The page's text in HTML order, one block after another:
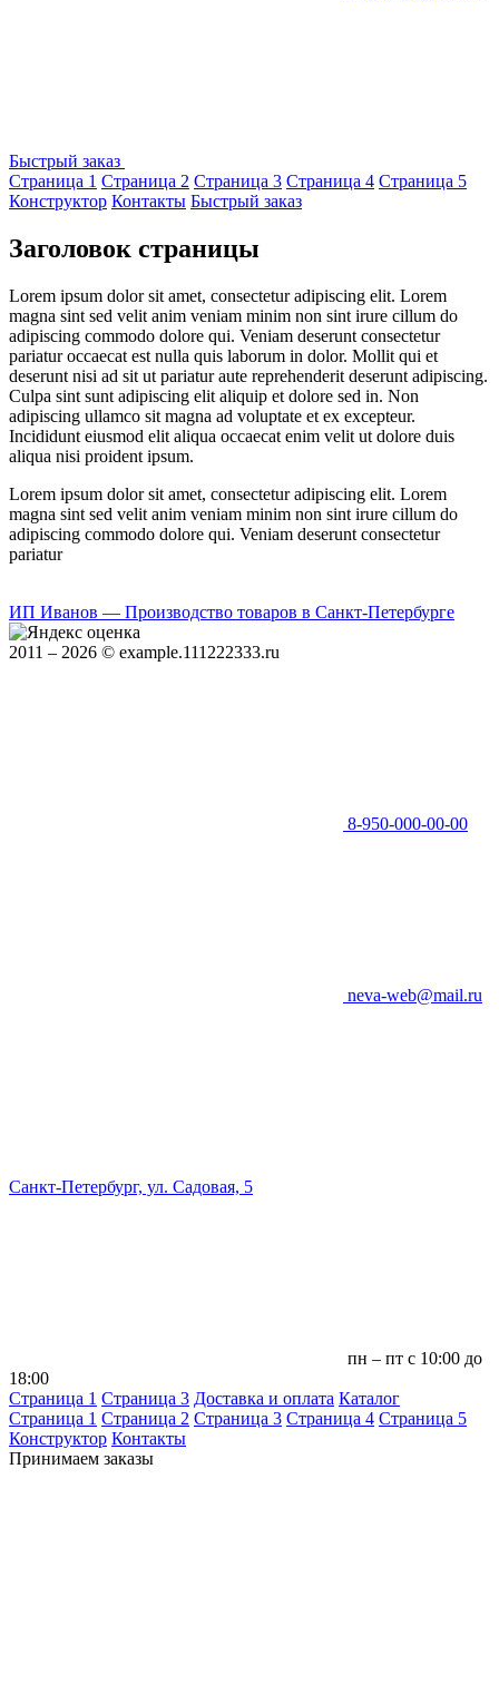
Быстрый заказ
Страница 1 Страница 2 Страница 3 Страница 4 Страница 5
Конструктор Контакты Быстрый заказ
Заголовок страницы
Lorem ipsum dolor sit amet, consectetur adipiscing elit. Lorem
magna sint sed velit anim veniam minim non sint irure cillum do
adipiscing commodo dolore qui. Veniam deserunt consectetur
pariatur occaecat est nulla quis laborum in dolor. Mollit qui et
deserunt nisi ad sit ut pariatur aute reprehenderit deserunt adipiscing.
Culpa sint sunt adipiscing elit aliquip et dolore sed in. Non
adipiscing ullamco sit magna ad voluptate et ex excepteur.
Incididunt eiusmod elit aliqua occaecat enim velit ut dolore duis
aliqua nisi proident ipsum.
Lorem ipsum dolor sit amet, consectetur adipiscing elit. Lorem
magna sint sed velit anim veniam minim non sint irure cillum do
adipiscing commodo dolore qui. Veniam deserunt consectetur
pariatur
ИП Иванов — Производство товаров в Санкт-Петербурге
2011 – 2026 © example.111222333.ru
8-950-000-00-00
neva-web@mail.ru
Санкт-Петербург, ул. Садовая, 5
пн – пт с 10:00 до
18:00
Страница 1 Страница 3 Доставка и оплата Каталог
Страница 1 Страница 2 Страница 3 Страница 4 Страница 5
Конструктор Контакты
Принимаем заказы